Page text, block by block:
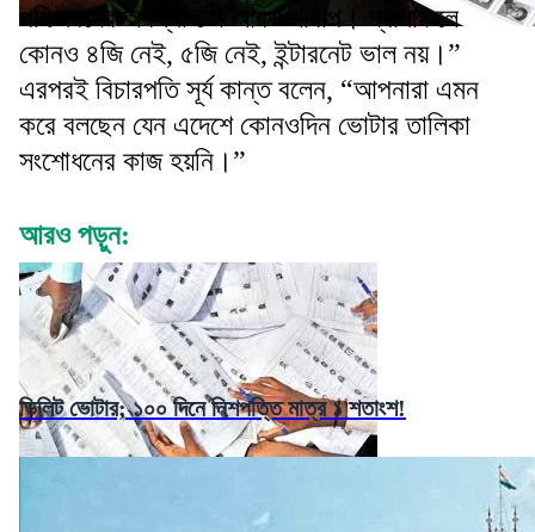
পশ্চিমবঙ্গের অবস্থা তো আরও খারাপ। গ্রামাঞ্চলে
কোনও ৪জি নেই, ৫জি নেই, ইন্টারনেট ভাল নয়।”
এরপরই বিচারপতি সূর্য কান্ত বলেন, “আপনারা এমন
করে বলছেন যেন এদেশে কোনওদিন ভোটার তালিকা
সংশোধনের কাজ হয়নি।”
আরও পড়ুন:
ডিলিট ভোটার; ১০০ দিনে নিশপত্তি মাত্র ১ শতাংশ!